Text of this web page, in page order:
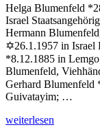
Helga Blumenfeld
Israel
Hermann
✡26.1.1957 in Israel
*8.12.1885 in
Blumenfeld,
Gerhard Blumenfeld
Guivatayim; …
„Blumenfeld
weiterlesen